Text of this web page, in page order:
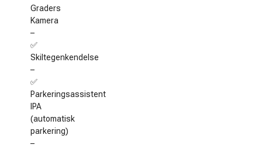
Graders
Kamera
–
✅
Skiltegenkendelse
–
✅
Parkeringsassistent
IPA
(automatisk
parkering)
–